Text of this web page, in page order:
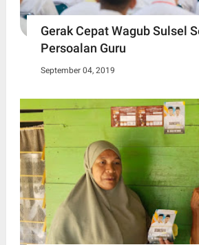
Gerak Cepat Wagub Sulsel
Persoalan Guru
September 04, 2019